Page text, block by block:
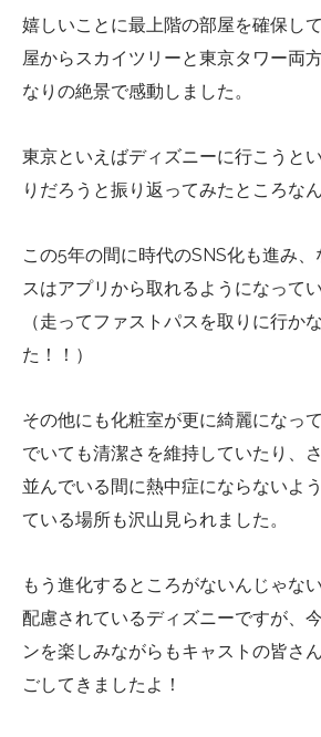
嬉しいことに最上階の部屋を確保し
屋からスカイツリーと東京タワー両
なりの絶景で感動しました。
東京といえばディズニーに行こうと
りだろうと振り返ってみたところな
この5年の間に時代のSNS化も進み
スはアプリから取れるようになって
（走ってファストパスを取りに行か
た！！）
その他にも化粧室が更に綺麗になっ
でいても清潔さを維持していたり、
並んでいる間に熱中症にならないよ
ている場所も沢山見られました。
もう進化するところがないんじゃな
配慮されているディズニーですが、
ンを楽しみながらもキャストの皆さ
ごしてきましたよ！